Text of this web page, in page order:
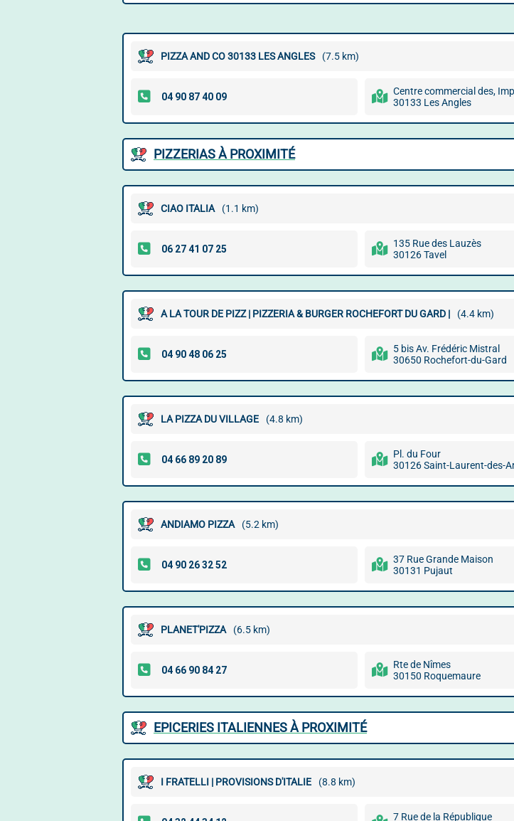
PIZZA AND CO 30133 LES ANGLES (7.5 km)
Centre commercial des,
30133 Les Angles
PIZZERIAS À PROXIMITÉ
CIAO ITALIA (1.1 km)
135 Rue des Lauzès
30126 Tavel
A LA TOUR DE PIZZ | PIZZERIA & BURGER ROCHEFORT DU GARD | (4.4 km)
5 bis Av. Frédéric Mistral
30650 Rochefort-du-Gard
LA PIZZA DU VILLAGE (4.8 km)
Pl. du Four
30126 Saint-Laurent-des-
ANDIAMO PIZZA (5.2 km)
37 Rue Grande Maison
30131 Pujaut
PLANET'PIZZA (6.5 km)
Rte de Nîmes
30150 Roquemaure
EPICERIES ITALIENNES À PROXIMITÉ
I FRATELLI | PROVISIONS D'ITALIE (8.8 km)
7 Rue de la République